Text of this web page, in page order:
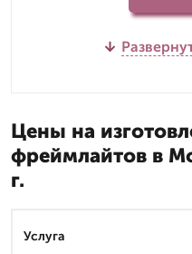
Цены на
фреймлайтов в
г.
Услуга